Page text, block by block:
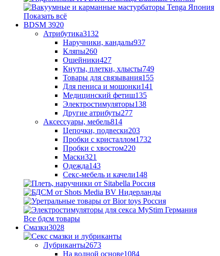
Показать всё
BDSM 3920
Атрибутика3132
Наручники, кандалы937
Кляпы260
Ошейники427
Кнуты, плетки, хлысты749
Товары для связывания155
Для пениса и мошонки141
Медицинский фетиш135
Электростимуляторы138
Другие атрибуты277
Аксессуары, мебель814
Цепочки, подвески203
Пробки с кристаллом1732
Пробки с хвостом220
Маски321
Одежда143
Секс-мебель и качели148
Все бдсм товары
Смазки3028
Лубриканты2673
На водной основе1084